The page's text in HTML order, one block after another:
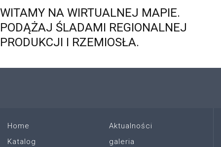
WITAMY NA WIRTUALNEJ MAPIE.
PODĄŻAJ ŚLADAMI REGIONALNEJ
PRODUKCJI I RZEMIOSŁA.
Home
Katalog
Aktualności
galeria